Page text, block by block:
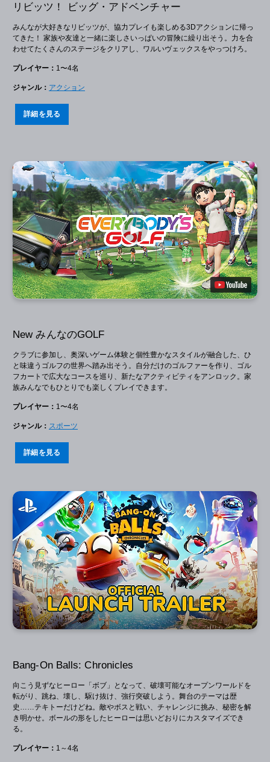
リビッツ！ ビッグ・アドベンチャー
みんなが大好きなリビッツが、協力プレイも楽しめる3Dアクションに帰っ
てきた！ 家族や友達と一緒に楽しさいっぱいの冒険に繰り出そう。力を合
わせてたくさんのステージをクリアし、ワルいヴェックスをやっつけろ。
プレイヤー： 1〜4名
ジャンル： アクション
詳細を見る
New みんなのGOLF
クラブに参加し、奥深いゲーム体験と個性豊かなスタイルが融合した、ひ
と味違うゴルフの世界へ踏み出そう。自分だけのゴルファーを作り、ゴル
フカートで広大なコースを巡り、新たなアクティビティをアンロック。家
族みんなでもひとりでも楽しくプレイできます。
プレイヤー： 1〜4名
ジャンル： スポーツ
詳細を見る
Bang-On Balls: Chronicles
向こう見ずなヒーロー「ボブ」となって、破壊可能なオープンワールドを
転がり、跳ね、壊し、駆け抜け、強行突破しよう。舞台のテーマは歴
史……テキトーだけどね。敵やボスと戦い、チャレンジに挑み、秘密を解
き明かせ。ボールの形をしたヒーローは思いどおりにカスタマイズでき
る。
プレイヤー： 1～4名